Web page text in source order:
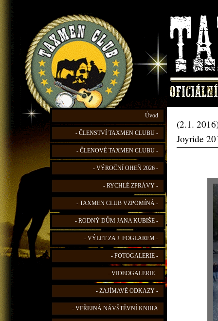
Úvod
- ČLENSTVÍ TAXMEN CLUBU -
- ČLENOVÉ TAXMEN CLUBU -
- VÝROČNÍ OHEŇ 2026 -
- RYCHLÉ ZPRÁVY -
- TAXMEN CLUB VZPOMÍNÁ -
- RODNÝ DŮM JANA KUBIŠE -
- VÝLET ZA J. FOGLAREM -
- FOTOGALERIE -
- VIDEOGALERIE -
- ZAJÍMAVÉ ODKAZY -
- VEŘEJNÁ NÁVŠTĚVNÍ KNIHA
(2.1.
Joyride